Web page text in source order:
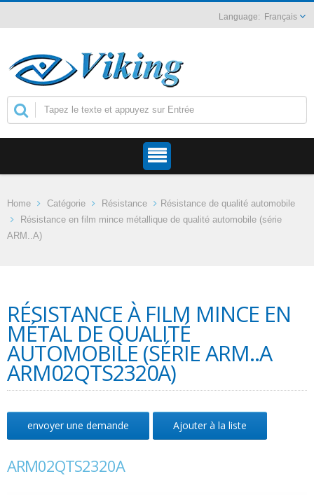
Français
Home Catégorie Résistance
Résistance de qualité automobile
Résistance en film mince métallique de qualité automobile (série
ARM..A)
RÉSISTANCE À FILM MINCE EN
MÉTAL DE QUALITÉ
AUTOMOBILE (SÉRIE ARM..A
ARM02QTS2320A)
envoyer une demande Ajouter à la liste
ARM02QTS2320A